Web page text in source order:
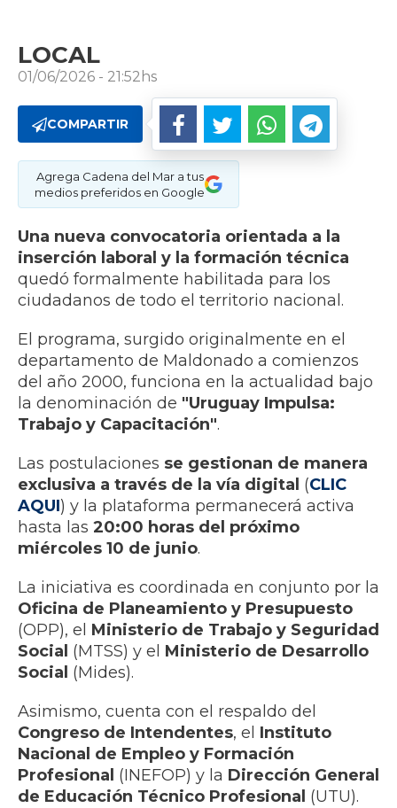
LOCAL
01/06/2026 - 21:52hs
COMPARTIR
Agrega Cadena del Mar a tus
medios preferidos en Google
Una nueva convocatoria orientada a la
inserción laboral y la formación técnica
quedó formalmente habilitada para los
ciudadanos de todo el territorio nacional.
El programa, surgido originalmente en el
departamento de Maldonado a comienzos
del año 2000, funciona en la actualidad bajo
la denominación de "Uruguay Impulsa:
Trabajo y Capacitación".
Las postulaciones se gestionan de manera
exclusiva a través de la vía digital (CLIC
AQUI) y la plataforma permanecerá activa
hasta las 20:00 horas del próximo
miércoles 10 de junio.
La iniciativa es coordinada en conjunto por la
Oficina de Planeamiento y Presupuesto
(OPP), el Ministerio de Trabajo y Seguridad
Social (MTSS) y el Ministerio de Desarrollo
Social (Mides).
Asimismo, cuenta con el respaldo del
Congreso de Intendentes, el Instituto
Nacional de Empleo y Formación
Profesional (INEFOP) y la Dirección General
de Educación Técnico Profesional (UTU).